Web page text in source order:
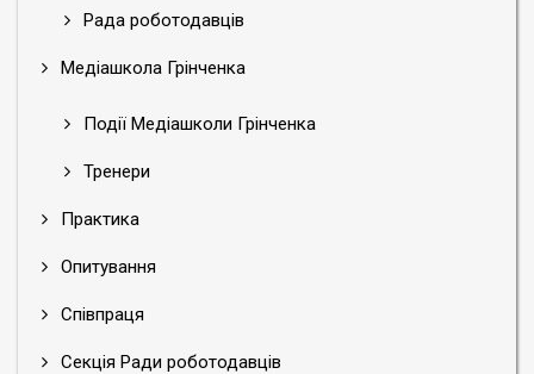
Рада роботодавців
Медіашкола Грінченка
Події Медіашколи Грінченка
Тренери
Практика
Опитування
Співпраця
Секція Ради роботодавців